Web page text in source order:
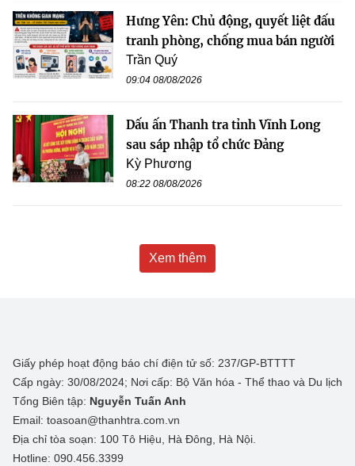
Hưng Yên: Chủ động, quyết liệt đấu
tranh phòng, chống mua bán người
Trần Quý
09:04 08/08/2026
Dấu ấn Thanh tra tỉnh Vĩnh Long
sau sáp nhập tổ chức Đảng
Kỳ Phương
08:22 08/08/2026
Xem thêm
Giấy phép hoạt động báo chí điện tử số: 237/GP-BTTTT
Cấp ngày: 30/08/2024; Nơi cấp: Bộ Văn hóa - Thể thao và Du lịch
Tổng Biên tập: Nguyễn Tuấn Anh
Email: toasoan@thanhtra.com.vn
Địa chỉ tòa soạn: 100 Tô Hiệu, Hà Đông, Hà Nội.
Hotline: 090.456.3399